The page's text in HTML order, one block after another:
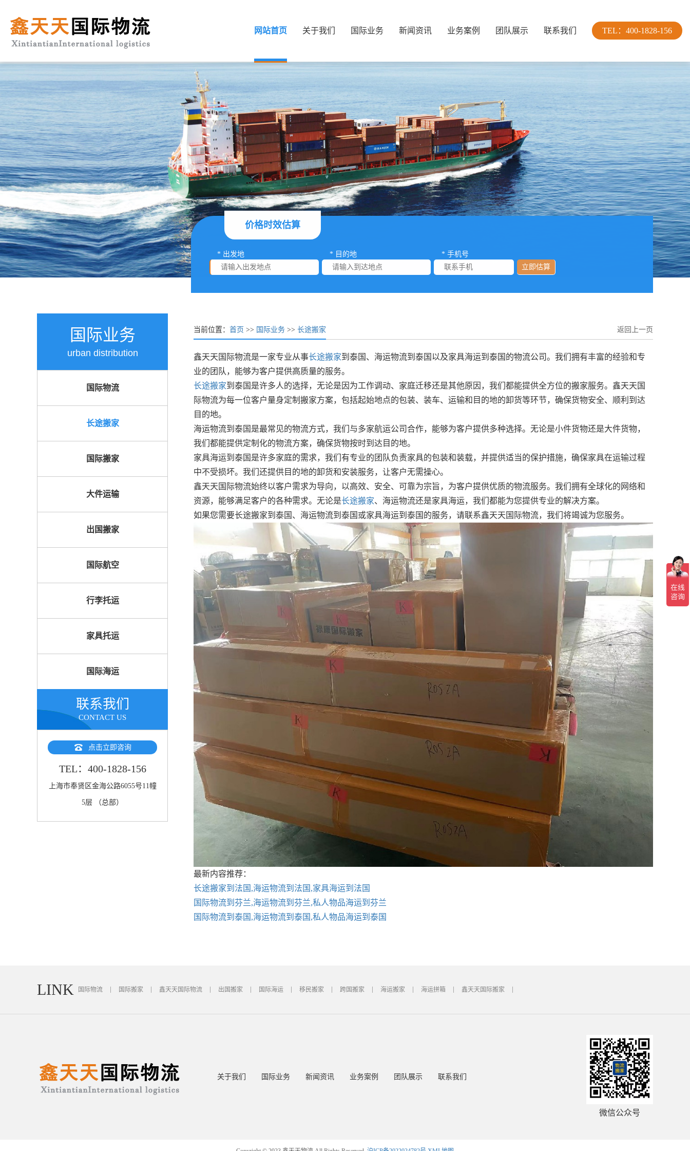
TEL：400-1828-156
网站首页 关于我们 国际业务 新闻资讯 业务案例 团队展示 联系我们
价格时效估算
* 出发地 * 目的地
* 手机号
立即估算
国际业务
urban distribution
国际物流
长途搬家
国际搬家
大件运输
出国搬家
国际航空
行李托运
家具托运
国际海运
联系我们
CONTACT US
点击立即咨询
TEL：400-1828-156
上海市奉贤区金海公路6055号11幢
5层 （总部）
当前位置：首页 >> 国际业务 >>长途搬家 返回上一页
鑫天天国际物流是一家专业从事长途搬家到泰国、海运物流到泰国以及家具海运到泰国的物流公司。我们拥有丰富的经验和专
业的团队，能够为客户提供高质量的服务。
长途搬家到泰国是许多人的选择，无论是因为工作调动、家庭迁移还是其他原因，我们都能提供全方位的搬家服务。鑫天天国
际物流为每一位客户量身定制搬家方案，包括起始地点的包装、装车、运输和目的地的卸货等环节，确保货物安全、顺利到达
目的地。
海运物流到泰国是最常见的物流方式，我们与多家航运公司合作，能够为客户提供多种选择。无论是小件货物还是大件货物，
我们都能提供定制化的物流方案，确保货物按时到达目的地。
家具海运到泰国是许多家庭的需求，我们有专业的团队负责家具的包装和装载，并提供适当的保护措施，确保家具在运输过程
中不受损坏。我们还提供目的地的卸货和安装服务，让客户无需操心。
鑫天天国际物流始终以客户需求为导向，以高效、安全、可靠为宗旨，为客户提供优质的物流服务。我们拥有全球化的网络和
资源，能够满足客户的各种需求。无论是长途搬家、海运物流还是家具海运，我们都能为您提供专业的解决方案。
如果您需要长途搬家到泰国、海运物流到泰国或家具海运到泰国的服务，请联系鑫天天国际物流，我们将竭诚为您服务。
最新内容推荐：
长途搬家到法国,海运物流到法国,家具海运到法国
国际物流到芬兰,海运物流到芬兰,私人物品海运到芬兰
国际物流到泰国,海运物流到泰国,私人物品海运到泰国
LINK 国际物流 国际搬家 鑫天天国际物流 出国搬家 国际海运 移民搬家 跨国搬家 海运搬家 海运拼箱 鑫天天国际搬家
关于我们 国际业务 新闻资讯 业务案例 团队展示 联系我们
微信公众号